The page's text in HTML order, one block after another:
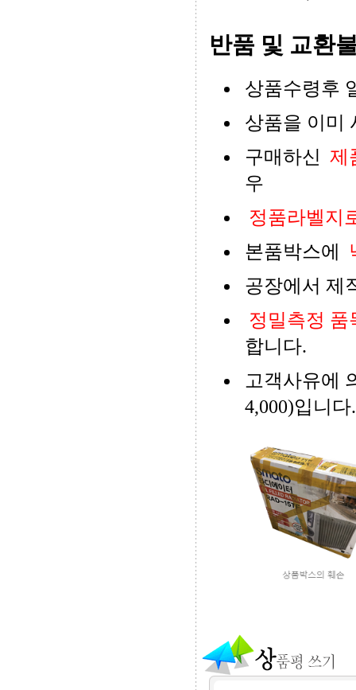
반품 및 교환
상품수령후
상품을 이미
구매하신 제
우
정품라벨지
본품박스에
공장에서 제
정밀측정 품
합니다.
고객사유에
4,000)입니